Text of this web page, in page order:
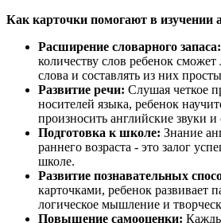
Как карточки помогают в изучении
Расширение словарного запаса:
количеству слов ребенок
слова и составлять из них
Развитие речи: Слушая четкое
носителей языка, ребенок
произносить английские звуки и
Подготовка к школе: Знание
раннего возраста - это залог
школе.
Развитие познавательных
карточками, ребенок развивает
логическое мышление и
Повышение самооценки: